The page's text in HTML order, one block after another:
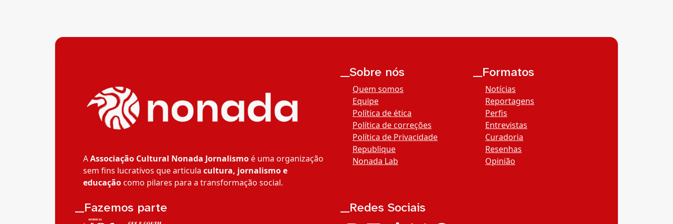
AAssociação Cultural Nonada Jornalismoé uma organização
sem fins lucrativos que articula cultura, jornalismo e
educaçãocomo pilares para a transformação social.
__Sobre nós
Quem somos
Equipe
Política de ética
Política de correções
Política de Privacidade
Republique
Nonada Lab
__Formatos
Notícias
Reportagens
Perfis
Entrevistas
Curadoria
Resenhas
Opinião
__Fazemos parte __Redes Sociais